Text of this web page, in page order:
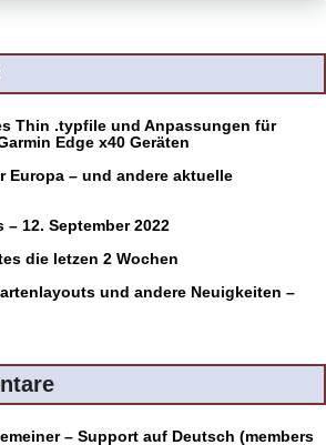
Thin .typfile und Anpassungen für
Edge x40 Geräten
Europa – und andere aktuelle
– 12. September 2022
die letzen 2 Wochen
und andere Neuigkeiten –
– Support auf Deutsch (members